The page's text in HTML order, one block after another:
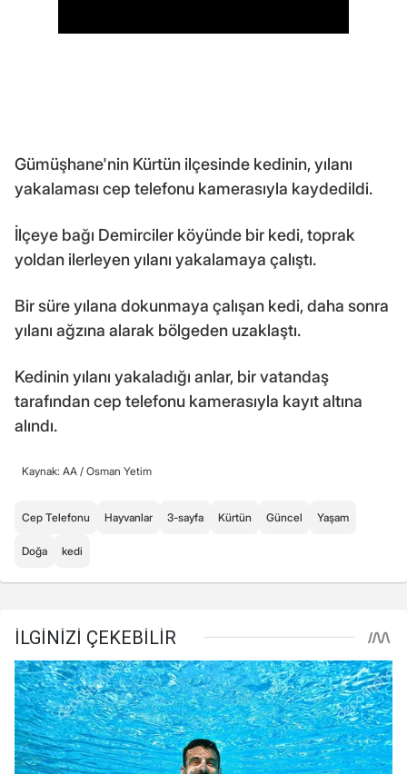
Gümüşhane'nin Kürtün ilçesinde kedinin, yılanı
yakalaması cep telefonu kamerasıyla kaydedildi.
İlçeye bağı Demirciler köyünde bir kedi, toprak
yoldan ilerleyen yılanı yakalamaya çalıştı.
Bir süre yılana dokunmaya çalışan kedi, daha sonra
yılanı ağzına alarak bölgeden uzaklaştı.
Kedinin yılanı yakaladığı anlar, bir vatandaş
tarafından cep telefonu kamerasıyla kayıt altına
alındı.
Kaynak: AA / Osman Yetim
Cep Telefonu Hayvanlar 3-sayfa Kürtün Güncel Yaşam
Doğa kedi